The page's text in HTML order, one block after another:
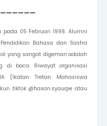
05 Februari 1998. Alumni
Bahasa dan Sastra
yang sangat digemari adalah
di baca. Riwayat organisasi
(Ikatan Tretan Mahasiswa
tiktok @hasan.syauqie atau